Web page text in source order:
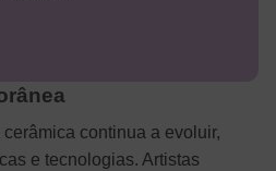
continua a evoluir,
e tecnologias. Artistas